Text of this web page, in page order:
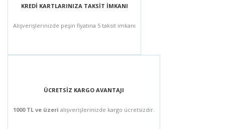
KREDİ KARTLARINIZA TAKSİT İMKANI
Alışverişlerinizde peşin fiyatına 5 taksit imkanı
ÜCRETSİZ KARGO AVANTAJI
1000 TL ve üzeri alışverişlerinizde kargo ücretsizdir.